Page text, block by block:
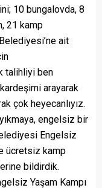
10 bungalovda, 8
21 kamp
ait
talihliyi ben
arayarak
çok heyecanlıyız.
engelsiz bir
Engelsiz
ücretsiz kamp
bildirdik.
Yaşam Kampı